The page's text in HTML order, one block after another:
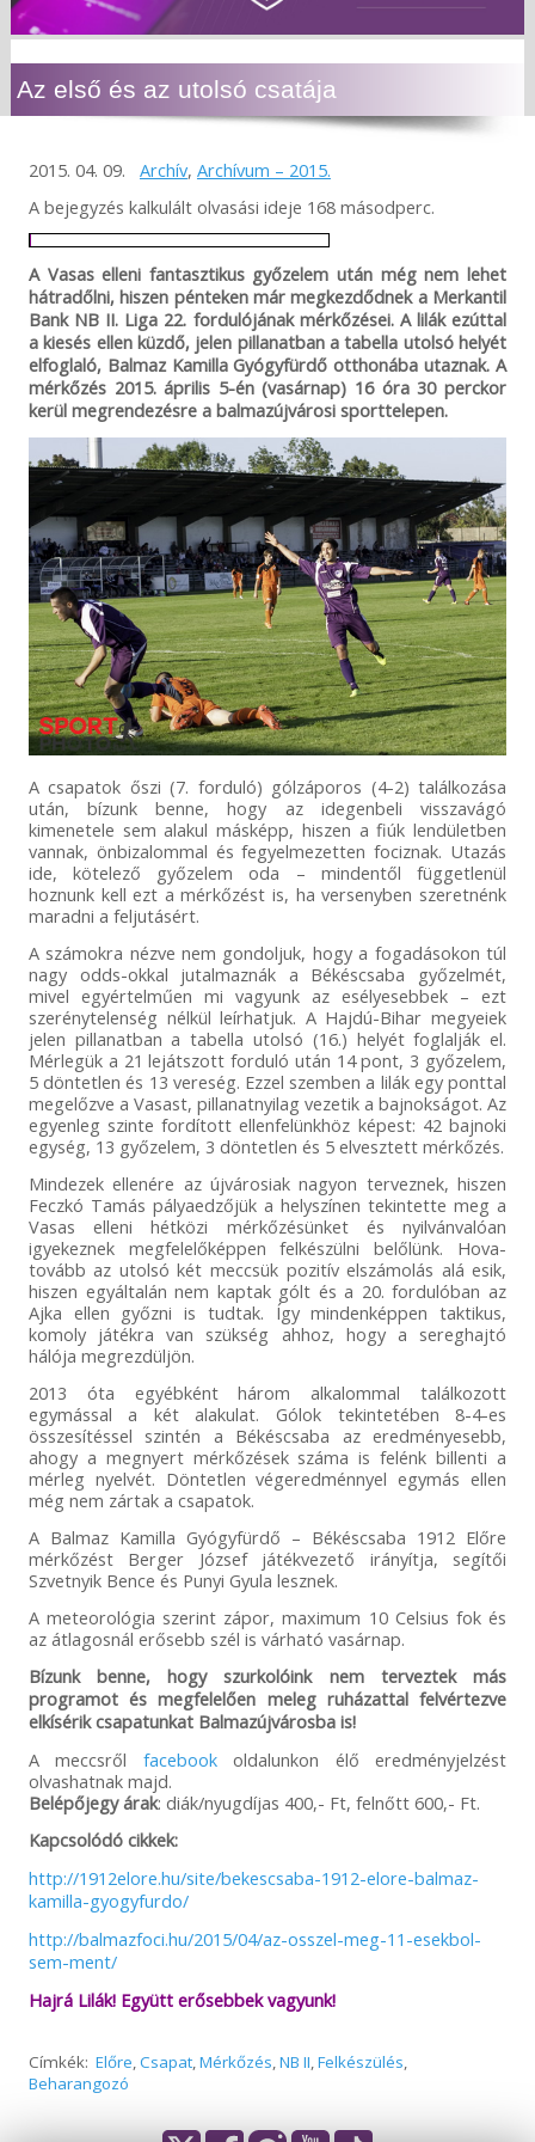
Az első és az utolsó csatája
2015. 04. 09. Archív, Archívum – 2015.
A bejegyzés kalkulált olvasási ideje 168 másodperc.
A Vasas elleni fantasztikus győzelem után még nem lehet
hátradőlni, hiszen pénteken már megkezdődnek a Merkantil
Bank NB II. Liga 22. fordulójának mérkőzései. A lilák ezúttal
a kiesés ellen küzdő, jelen pillanatban a tabella utolsó helyét
elfoglaló, Balmaz Kamilla Gyógyfürdő otthonába utaznak. A
mérkőzés 2015. április 5-én (vasárnap) 16 óra 30 perckor
kerül megrendezésre a balmazújvárosi sporttelepen.
A csapatok őszi (7. forduló) gólzáporos (4-2) találkozása
után, bízunk benne, hogy az idegenbeli visszavágó
kimenetele sem alakul másképp, hiszen a fiúk lendületben
vannak, önbizalommal és fegyelmezetten fociznak. Utazás
ide, kötelező győzelem oda – mindentől függetlenül
hoznunk kell ezt a mérkőzést is, ha versenyben szeretnénk
maradni a feljutásért.
A számokra nézve nem gondoljuk, hogy a fogadásokon túl
nagy odds-okkal jutalmaznák a Békéscsaba győzelmét,
mivel egyértelműen mi vagyunk az esélyesebbek – ezt
szerénytelenség nélkül leírhatjuk. A Hajdú-Bihar megyeiek
jelen pillanatban a tabella utolsó (16.) helyét foglalják el.
Mérlegük a 21 lejátszott forduló után 14 pont, 3 győzelem,
5 döntetlen és 13 vereség. Ezzel szemben a lilák egy ponttal
megelőzve a Vasast, pillanatnyilag vezetik a bajnokságot. Az
egyenleg szinte fordított ellenfelünkhöz képest: 42 bajnoki
egység, 13 győzelem, 3 döntetlen és 5 elvesztett mérkőzés.
Mindezek ellenére az újvárosiak nagyon terveznek, hiszen
Feczkó Tamás pályaedzőjük a helyszínen tekintette meg a
Vasas elleni hétközi mérkőzésünket és nyilvánvalóan
igyekeznek megfelelőképpen felkészülni belőlünk. Hova-
tovább az utolsó két meccsük pozitív elszámolás alá esik,
hiszen egyáltalán nem kaptak gólt és a 20. fordulóban az
Ajka ellen győzni is tudtak. Így mindenképpen taktikus,
komoly játékra van szükség ahhoz, hogy a sereghajtó
hálója megrezdüljön.
2013 óta egyébként három alkalommal találkozott
egymással a két alakulat. Gólok tekintetében 8-4-es
összesítéssel szintén a Békéscsaba az eredményesebb,
ahogy a megnyert mérkőzések száma is felénk billenti a
mérleg nyelvét. Döntetlen végeredménnyel egymás ellen
még nem zártak a csapatok.
A Balmaz Kamilla Gyógyfürdő – Békéscsaba 1912 Előre
mérkőzést Berger József játékvezető irányítja, segítői
Szvetnyik Bence és Punyi Gyula lesznek.
A meteorológia szerint zápor, maximum 10 Celsius fok és
az átlagosnál erősebb szél is várható vasárnap.
Bízunk benne, hogy szurkolóink nem terveztek más
programot és megfelelően meleg ruházattal felvértezve
elkísérik csapatunkat Balmazújvárosba is!
A meccsről facebookoldalunkon élő eredményjelzést
olvashatnak majd.
Belépőjegy árak: diák/nyugdíjas 400,- Ft, felnőtt 600,- Ft.
Kapcsolódó cikkek:
http://1912elore.hu/site/bekescsaba-1912-elore-balmaz-
kamilla-gyogyfurdo/
http://balmazfoci.hu/2015/04/az-osszel-meg-11-esekbol-
sem-ment/
Hajrá Lilák! Együtt erősebbek vagyunk!
Címkék: Előre,Csapat,Mérkőzés,NB II,Felkészülés,
Beharangozó